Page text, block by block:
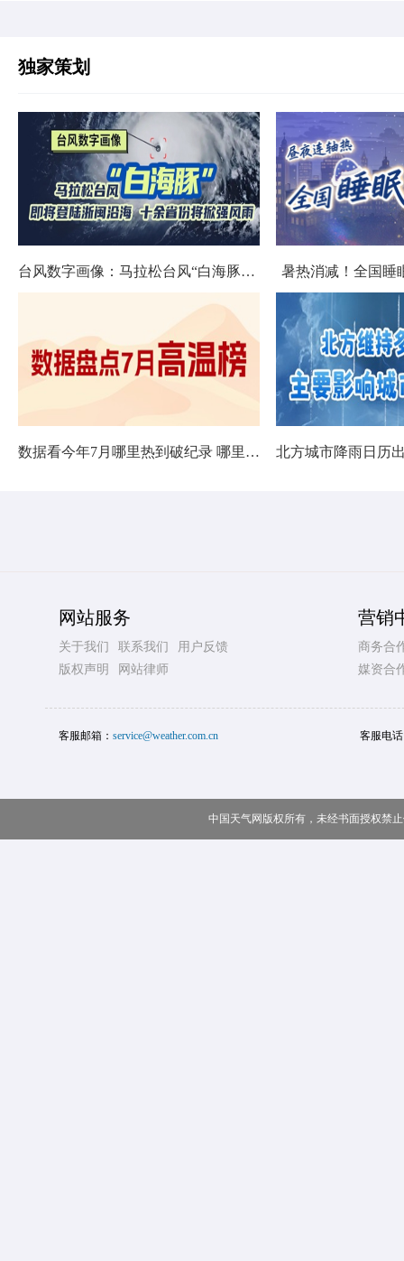
独家策划
台风数字画像：马拉松台风“白海豚”将影响十余省份 暑热消减！全国睡
数据看今年7月哪里热到破纪录 哪里暑热连轴转
网站服务
关于我们 联系我们
用户反馈
版权声明
网站律师
营销
商务合
媒资合
客服邮箱： service@weather.com.cn 客服电
中国天气网版权所有，未经书面授权